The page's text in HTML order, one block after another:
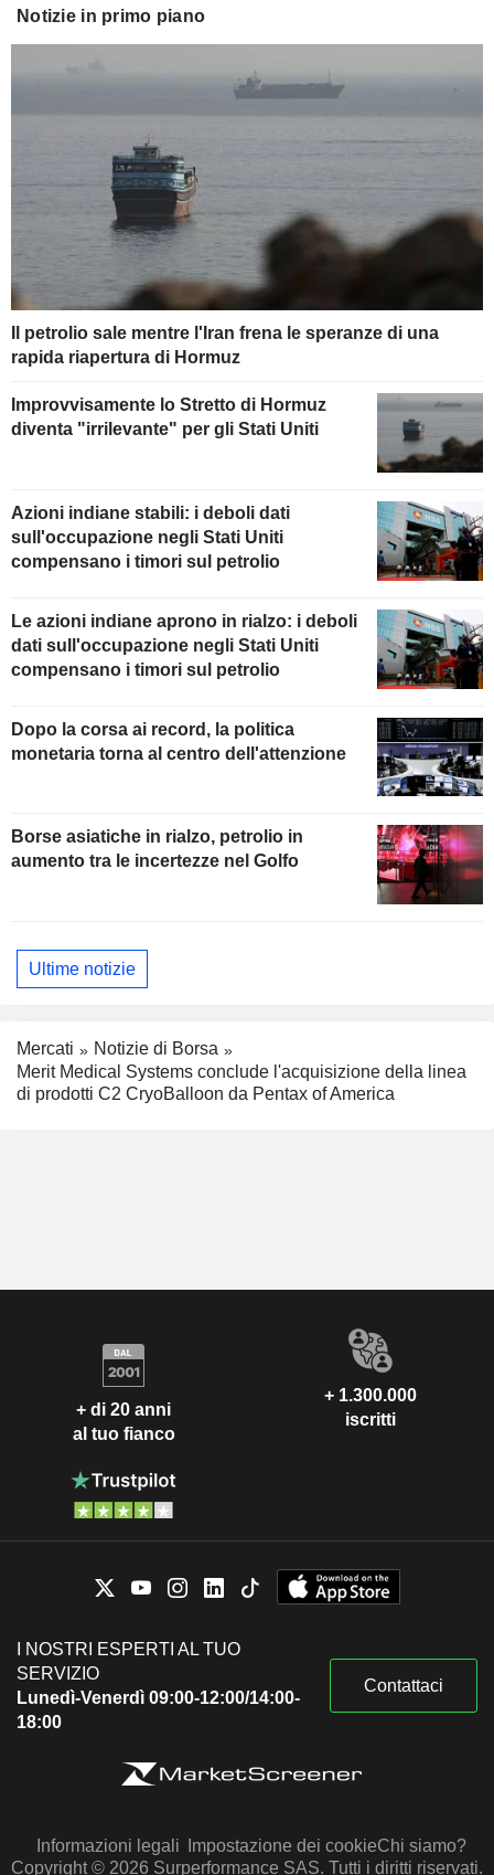
Notizie in primo piano
Il petrolio sale mentre l'Iran frena le speranze di una
rapida riapertura di Hormuz
Improvvisamente lo Stretto di Hormuz
diventa "irrilevante" per gli Stati Uniti
Azioni indiane stabili: i deboli dati
sull'occupazione negli Stati Uniti
compensano i timori sul petrolio
Le azioni indiane aprono in rialzo: i deboli
dati sull'occupazione negli Stati Uniti
compensano i timori sul petrolio
Dopo la corsa ai record, la politica
monetaria torna al centro dell'attenzione
Borse asiatiche in rialzo, petrolio in
aumento tra le incertezze nel Golfo
Ultime notizie
Mercati
Notizie di Borsa
Merit Medical Systems conclude l'acquisizione della linea
di prodotti C2 CryoBalloon da Pentax of America
+ di 20 anni
al tuo fianco
+ 1.300.000
iscritti
I NOSTRI ESPERTI AL TUO
SERVIZIO
Lunedì-Venerdì 09:00-12:00/14:00-
18:00
Contattaci
Informazioni legali Impostazione dei cookieChi siamo?
Copyright © 2026 Surperformance SAS. Tutti i diritti riservati.